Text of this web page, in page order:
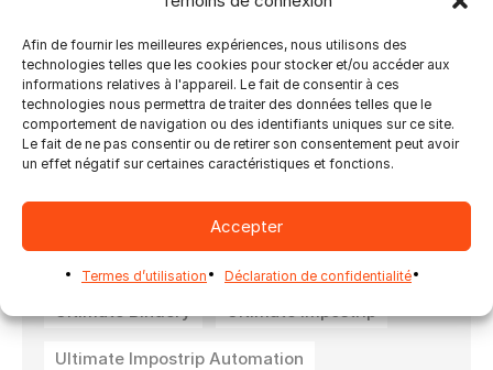
Afin de fournir les meilleures expériences, nous utilisons des
technologies telles que les cookies pour stocker et/ou accéder aux
informations relatives à l'appareil. Le fait de consentir à ces
technologies nous permettra de traiter des données telles que le
comportement de navigation ou des identifiants uniques sur ce site.
Le fait de ne pas consentir ou de retirer son consentement peut avoir
un effet négatif sur certaines caractéristiques et fonctions.
Accepter
Termes d’utilisation Déclaration de confidentialité
Ultimate TechnoGraphics met également
l’accent, outre l’imposition d’impression, sur
l’importance de l’automatisation de la reliure. Si
vous êtes intéressé par le flux de travail
d’impression/l’automatisation, consultez les
solutions d’automatisation d’impression fournies
Ultimate Bindery Ultimate Impostrip
Ultimate Impostrip Automation